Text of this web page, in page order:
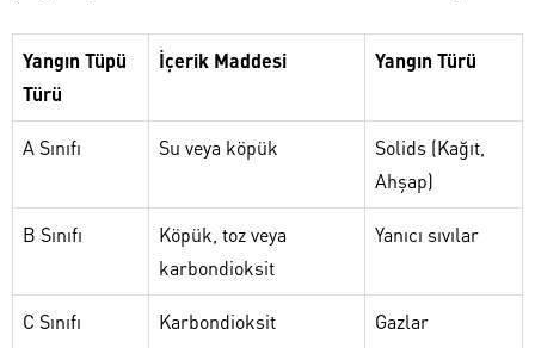
Yangın Tüpü
Türü
İçerik Maddesi Yangın Türü
A Sınıfı Su veya köpük
Solids (Kağıt,
Ahşap)
B Sınıfı
Köpük, toz veya
karbondioksit
Yanıcı sıvılar
C Sınıfı Karbondioksit Gazlar